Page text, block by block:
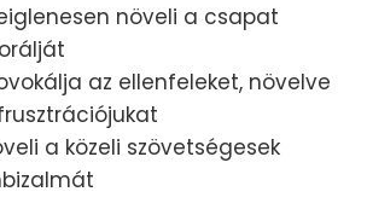
növeli a csapat
az ellenfeleket, növelve
a közeli szövetségesek